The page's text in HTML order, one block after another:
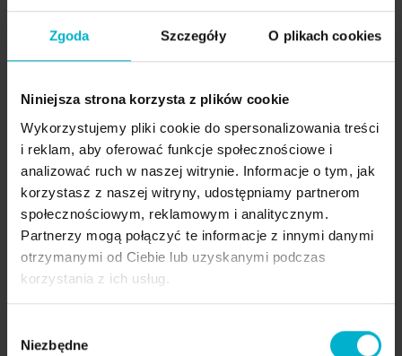
Zgoda Szczegóły O plikach cookies
Niniejsza strona korzysta z plików cookie
Wykorzystujemy pliki cookie do spersonalizowania treści
i reklam, aby oferować funkcje społecznościowe i
analizować ruch w naszej witrynie. Informacje o tym, jak
korzystasz z naszej witryny, udostępniamy partnerom
społecznościowym, reklamowym i analitycznym.
Partnerzy mogą połączyć te informacje z innymi danymi
otrzymanymi od Ciebie lub uzyskanymi podczas
korzystania z ich usług.
zgody
Niezbędne
Mają znaczny zanik kości, co uniemożliwia
zastosowanie klasycznych implantów.
bezpieczeństwo.
Jak wygląda proces?Podczas wizyty
pacjenci:
otrzymują kwalifikację do leczenia All-on-4®,
wykonują niezbędne badania diagnostyczne
(pantomogram, tomografia komputerowa),
omawiają szczegóły procesu leczenia,
harmonogram oraz kosztorys.
kosztorysu leczenie, ustalenia terminu zabiegu,